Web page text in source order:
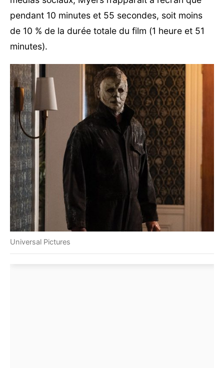
pendant 10 minutes et 55 secondes, soit moins
de 10 % de la durée totale du film (1 heure et 51
minutes).
Universal Pictures